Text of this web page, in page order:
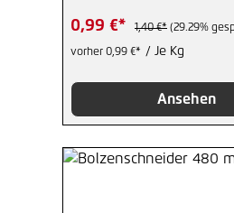
0,99 €* 1,40 €* (29.29%
vorher 0,99 €* / Je Kg
Ansehen